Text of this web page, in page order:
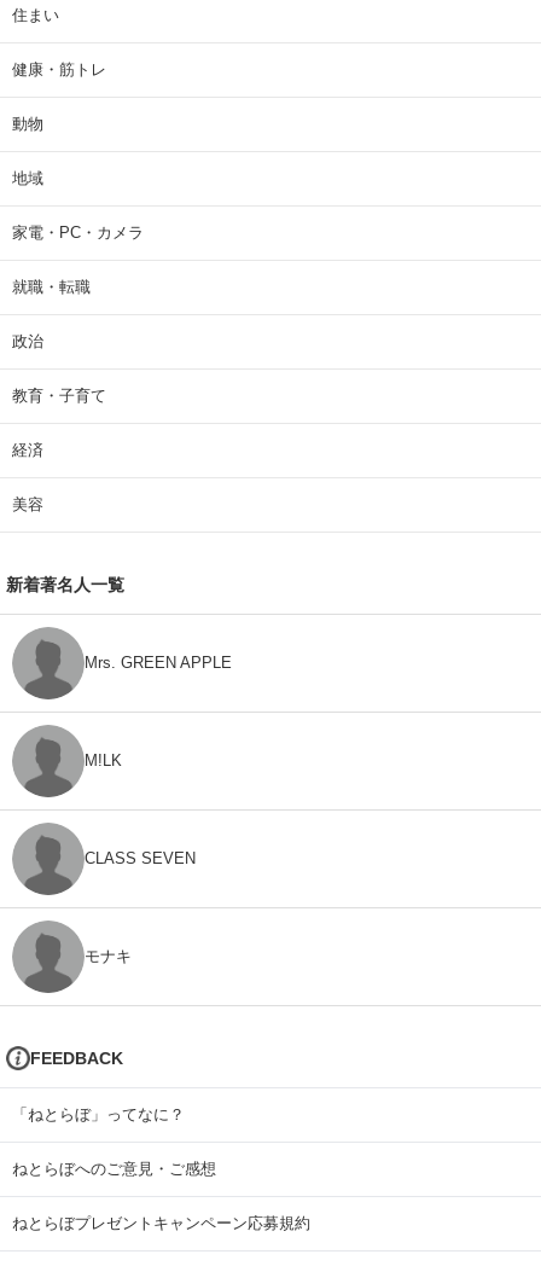
住まい
健康・筋トレ
動物
地域
家電・PC・カメラ
就職・転職
政治
教育・子育て
経済
美容
新着著名人一覧
Mrs. GREEN APPLE
M!LK
CLASS SEVEN
モナキ
FEEDBACK
「ねとらぼ」ってなに？
ねとらぼへのご意見・ご感想
ねとらぼプレゼントキャンペーン応募規約